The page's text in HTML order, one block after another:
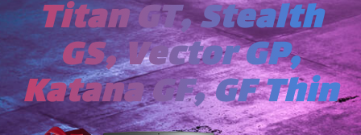
Titan GT, Stealth
GS, Vector GP,
Katana GF, GF Thin